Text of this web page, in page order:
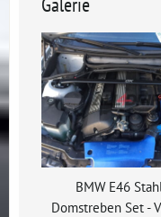
BMW E46 Stahl
Domstreben Set -